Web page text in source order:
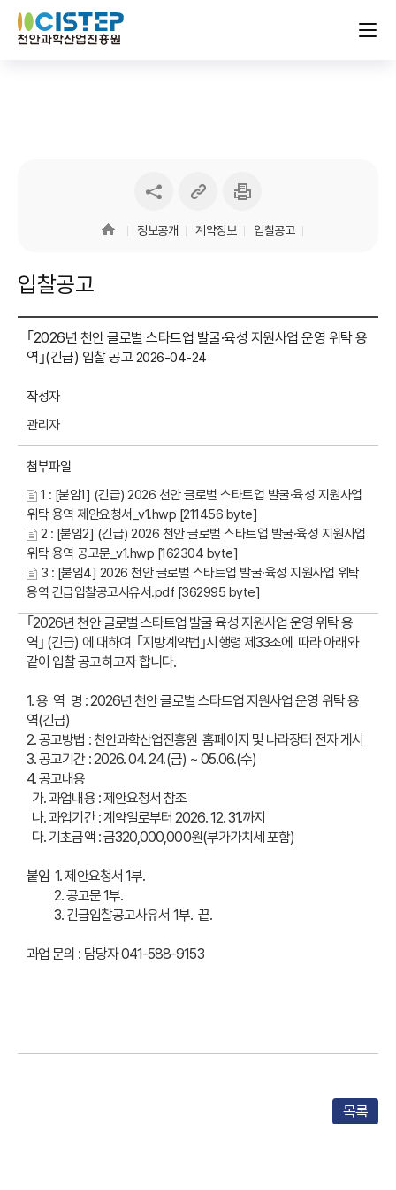
입찰공고
정보공개 계약정보 입찰공고
공유하기
복사하기
｢2026년 천안 글로벌 스타트업 발굴·육성 지원사업 운영 위탁 용
역｣(긴급) 입찰 공고 2026-04-24
작성자
관리자
첨부파일
1 : [붙임1] (긴급) 2026 천안 글로벌 스타트업 발굴·육성 지원사업
위탁 용역 제안요청서_v1.hwp [211456 byte]
2 : [붙임2] (긴급) 2026 천안 글로벌 스타트업 발굴·육성 지원사업
위탁 용역 공고문_v1.hwp [162304 byte]
3 : [붙임4] 2026 천안 글로벌 스타트업 발굴·육성 지원사업 위탁
용역 긴급입찰공고사유서.pdf [362995 byte]
｢2026년 천안 글로벌 스타트업 발굴 육성 지원사업 운영 위탁 용
역｣ (긴급) 에 대하여 ｢지방계약법 ｣시행령 제33조에 따라 아래와
같이 입찰 공고하고자 합니다.
1. 용 역 명 : 2026년 천안 글로벌 스타트업 지원사업 운영 위탁 용
역(긴급)
2. 공고방법 : 천안과학산업진흥원 홈페이지 및 나라장터 전자 게시
3. 공고기간 : 2026. 04. 24.(금) ~ 05.06.(수)
4. 공고내용
가. 과업내용 : 제안요청서 참조
나. 과업기간 : 계약일로부터 2026. 12. 31.까지
다. 기초금액 : 금320,000,000원(부가가치세 포함)
붙임 1. 제안요청서 1부.
2. 공고문 1부.
3. 긴급입찰공고사유서 1부. 끝.
과업 문의 : 담당자 041-588-9153
목록